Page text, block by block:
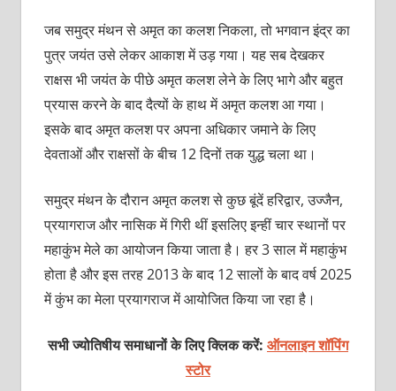
जब समुद्र मंथन से अमृत का कलश निकला, तो भगवान इंद्र का
पुत्र जयंत उसे लेकर आकाश में उड़ गया। यह सब देखकर
राक्षस भी जयंत के पीछे अमृत कलश लेने के लिए भागे और बहुत
प्रयास करने के बाद दैत्‍यों के हाथ में अमृत कलश आ गया।
इसके बाद अमृत कलश पर अपना अधिकार जमाने के लिए
देवताओं और राक्षसों के बीच 12 दिनों तक युद्ध चला था।
समुद्र मंथन के दौरान अमृत कलश से कुछ बूंदें हरिद्वार, उज्‍जैन,
प्रयागराज और नासिक में गिरी थीं इसलिए इन्‍हीं चार स्‍थानों पर
महाकुंभ मेले का आयोजन किया जाता है। हर 3 साल में महाकुंभ
होता है और इस तरह 2013 के बाद 12 सालों के बाद वर्ष 2025
में कुंभ का मेला प्रयागराज में आयोजित किया जा रहा है।
सभी ज्योतिषीय समाधानों के लिए क्लिक करें: ऑनलाइन शॉपिंग
स्टोर